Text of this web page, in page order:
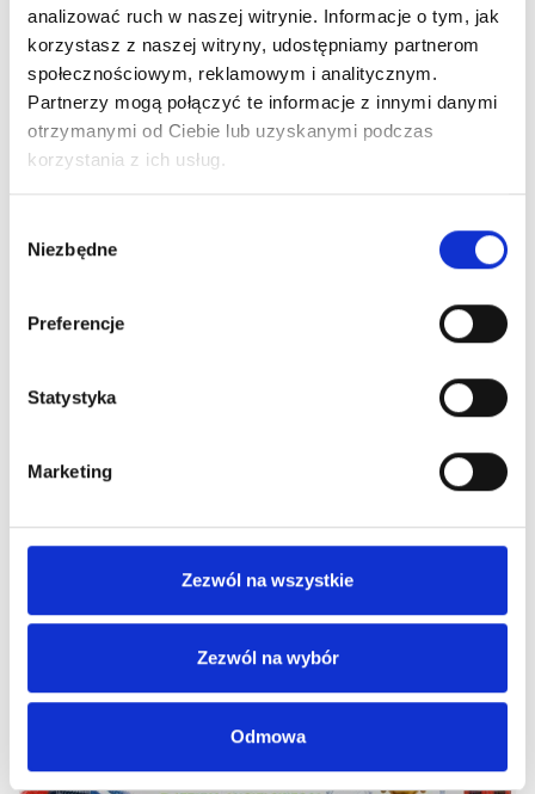
analizować ruch w naszej witrynie. Informacje o tym, jak
korzystasz z naszej witryny, udostępniamy partnerom
społecznościowym, reklamowym i analitycznym.
Partnerzy mogą połączyć te informacje z innymi danymi
otrzymanymi od Ciebie lub uzyskanymi podczas
korzystania z ich usług.
zgody
Niezbędne
Preferencje
Statystyka
Marketing
Zezwól na wszystkie
Zezwól na wybór
Odmowa
Czytaj więcej
Zakończenie roku szkolnego 2025/2026
Czytaj więcej